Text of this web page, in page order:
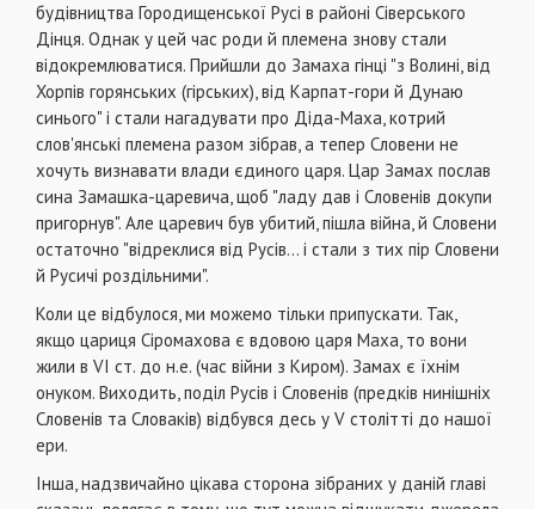
будівництва Городищенської Русі в районі Сіверського
Дінця. Однак у цей час роди й племена знову стали
відокремлюватися. Прийшли до Замаха гінці "з Волині, від
Хорпів горянських (гірських), від Карпат-гори й Дунаю
синього" і стали нагадувати про Діда-Маха, котрий
слов'янські племена разом зібрав, а тепер Словени не
хочуть визнавати влади єдиного царя. Цар Замах послав
сина Замашка-царевича, щоб "ладу дав і Словенів докупи
пригорнув". Але царевич був убитий, пішла війна, й Словени
остаточно "відреклися від Русів... і стали з тих пір Словени
й Русичі роздільними".
Коли це відбулося, ми можемо тільки припускати. Так,
якщо цариця Сіромахова є вдовою царя Маха, то вони
жили в VI ст. до н.е. (час війни з Киром). Замах є їхнім
онуком. Виходить, поділ Русів і Словенів (предків нинішніх
Словенів та Словаків) відбувся десь у V столітті до нашої
ери.
Інша, надзвичайно цікава сторона зібраних у даній главі